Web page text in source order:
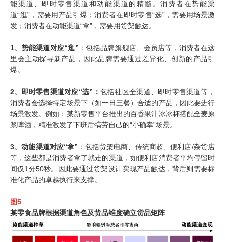
能渠道、即时零售渠道和动能渠道的精髓。消费者在势能渠
道“逛”，需要用产品引爆；消费者在即时零售“选”，需要用场景激
发；消费者在动能渠道“拿”，需要用货架触达。
1、势能渠道对应“逛” ：包括品牌旗舰店、会员店等，消费者在这
里会主动探寻新产品，因此品牌需要通过差异化、创新的产品引
爆。
2、即时零售渠道对应“选”： 包括社区全渠道、即时零售渠道等，
消费者会选择特定场景下（如一日三餐）合适的产品，因此要进行
场景激发。例如：某新零售平台推出的百香果汁冰冰杯搭配全麦原
浆啤酒，精准激发了下班后犒劳自己的“小确幸”场景。
3、动能渠道对应“拿” ：包括货架电商、传统商超、便利店/杂货店
等，这些都是消费者拿了就走的渠道，如便利店消费者平均停留时
间仅1 分50秒。因此要通过货架设计实现产品触达，背后则需要标
准化产品的卓越执行来支撑。
图5
某零食品牌根据渠道角色及货品维度确立货品矩阵